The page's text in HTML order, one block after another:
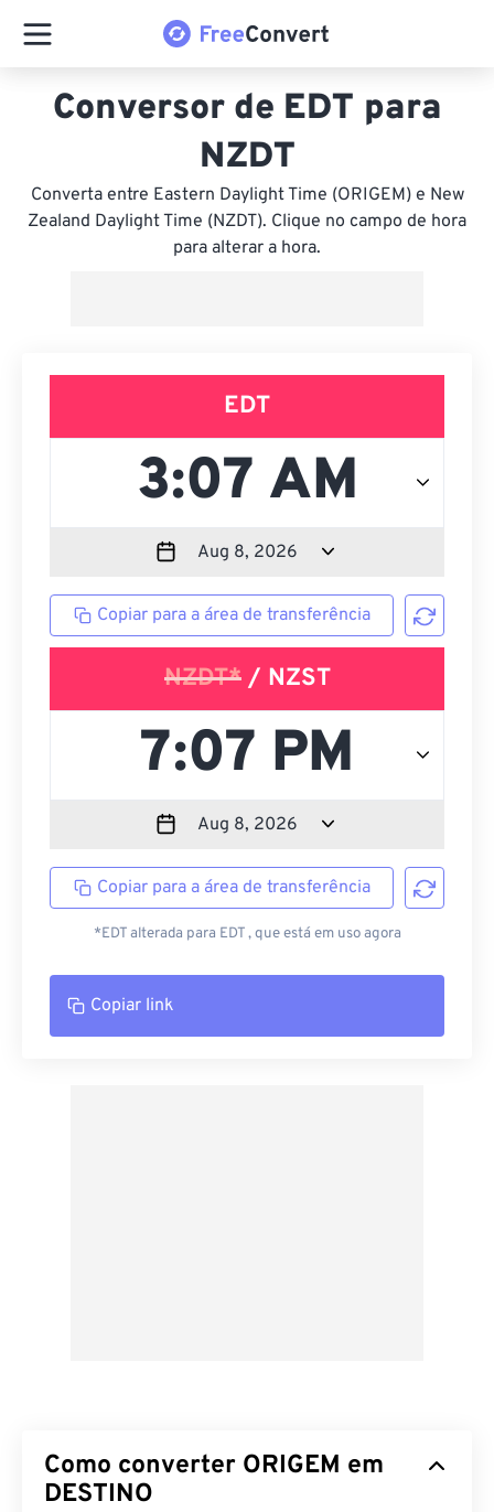
Conversor de EDT para
NZDT
Converta entre Eastern Daylight Time (ORIGEM) e New
Zealand Daylight Time (NZDT). Clique no campo de hora
para alterar a hora.
EDT
Copiar para a área de transferência
NZDT*/ NZST
Copiar para a área de transferência
*EDT alterada para EDT , que está em uso agora
Copiar link
Como converter ORIGEM em
DESTINO